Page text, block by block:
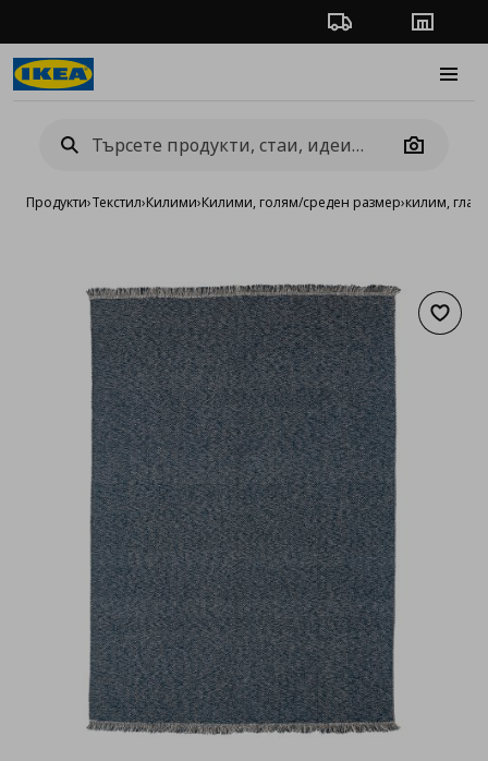
Проследяване на
Camera
Продукти›Текстил›Килими›Килими, голям/среден размер›килим,